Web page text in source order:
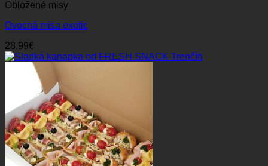
Obložené misy
Ovocná misa exotic
28.99€